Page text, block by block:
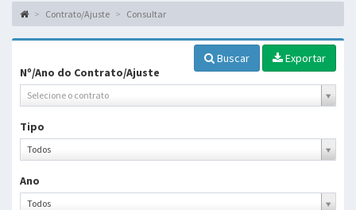
Contrato/Ajuste Consultar
Buscar
Exportar
Nº/Ano do Contrato/Ajuste
Selecione o contrato
Tipo
Todos
Tipo
Ano
Todos
Ano